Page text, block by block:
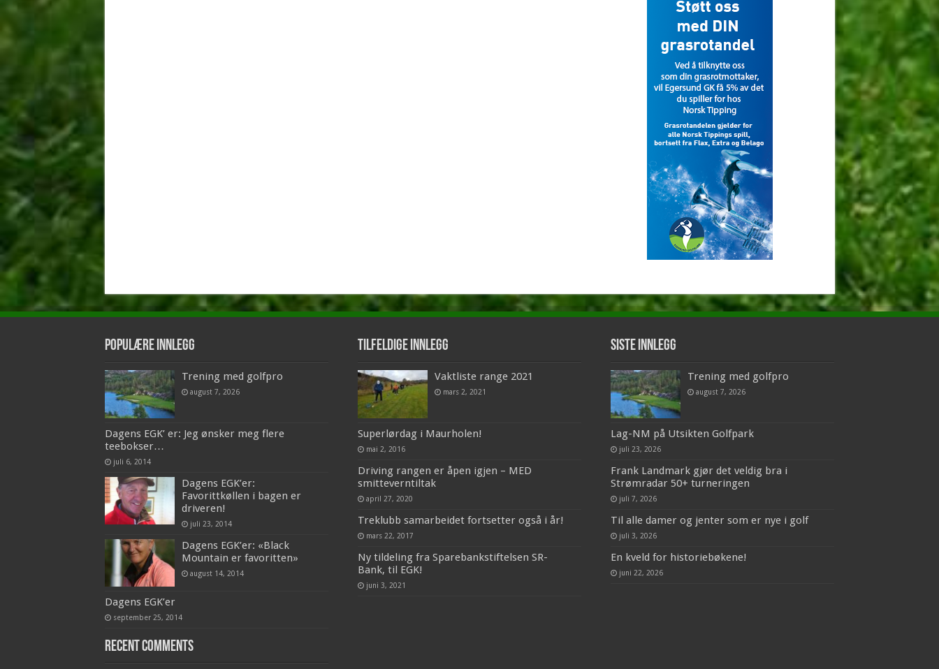
Populære innlegg
Trening med golfpro
august 7, 2026
Dagens EGK’ er: Jeg ønsker meg flere
teebokser…
juli 6, 2014
Dagens EGK’er:
Favorittkøllen i bagen er
driveren!
juli 23, 2014
Dagens EGK’er: «Black
Mountain er favoritten»
august 14, 2014
Dagens EGK’er
september 25, 2014
Recent Comments
Tilfeldige innlegg
Vaktliste range 2021
mars 2, 2021
Superlørdag i Maurholen!
mai 2, 2016
Driving rangen er åpen igjen – MED
smitteverntiltak
april 27, 2020
Treklubb samarbeidet fortsetter også i år!
mars 22, 2017
Ny tildeling fra Sparebankstiftelsen SR-
Bank, til EGK!
juni 3, 2021
Siste innlegg
Trening med golfpro
august 7, 2026
Lag-NM på Utsikten Golfpark
juli 23, 2026
Frank Landmark gjør det veldig bra i
Strømradar 50+ turneringen
juli 7, 2026
Til alle damer og jenter som er nye i golf
juli 3, 2026
En kveld for historiebøkene!
juni 22, 2026